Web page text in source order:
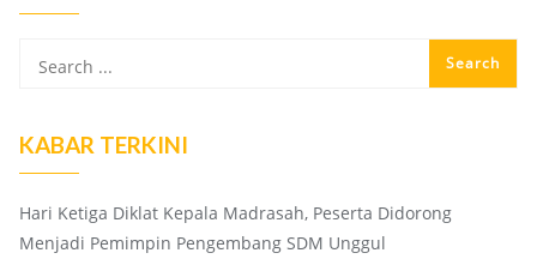
KABAR TERKINI
Hari Ketiga Diklat Kepala Madrasah, Peserta Didorong
Menjadi Pemimpin Pengembang SDM Unggul